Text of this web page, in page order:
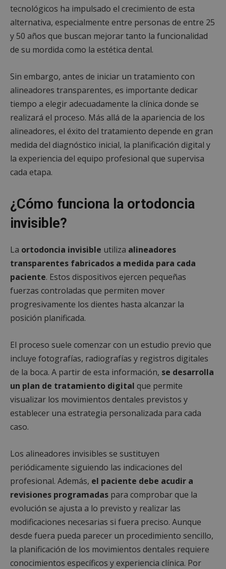
tecnológicos ha impulsado el crecimiento de esta
alternativa, especialmente entre personas de entre 25
y 50 años que buscan mejorar tanto la funcionalidad
de su mordida como la estética dental.
Sin embargo, antes de iniciar un tratamiento con
alineadores transparentes, es importante dedicar
tiempo a elegir adecuadamente la clínica donde se
realizará el proceso. Más allá de la apariencia de los
alineadores, el éxito del tratamiento depende en gran
medida del diagnóstico inicial, la planificación digital y
la experiencia del equipo profesional que supervisa
cada etapa.
¿Cómo funciona la ortodoncia
invisible?
La ortodoncia invisible utiliza alineadores
transparentes fabricados a medida para cada
paciente. Estos dispositivos ejercen pequeñas
fuerzas controladas que permiten mover
progresivamente los dientes hasta alcanzar la
posición planificada.
El proceso suele comenzar con un estudio previo que
incluye fotografías, radiografías y registros digitales
de la boca. A partir de esta información, se desarrolla
un plan de tratamiento digital que permite
visualizar los movimientos dentales previstos y
establecer una estrategia personalizada para cada
caso.
Los alineadores invisibles se sustituyen
periódicamente siguiendo las indicaciones del
profesional. Además, el paciente debe acudir a
revisiones programadas para comprobar que la
evolución se ajusta a lo previsto y realizar las
modificaciones necesarias si fuera preciso. Aunque
desde fuera pueda parecer un procedimiento sencillo,
la planificación de los movimientos dentales requiere
conocimientos específicos y experiencia clínica. Por